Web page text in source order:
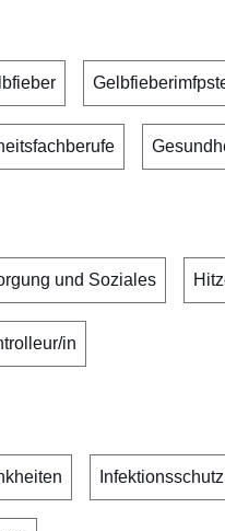
und Soziales
in
Infektionsschutz